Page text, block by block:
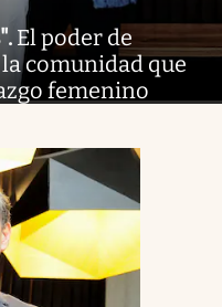
. El poder de
comunidad que
femenino